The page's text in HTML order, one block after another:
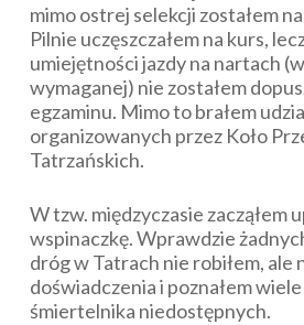
mimo ostrej selekcji zostałem
Pilnie uczęszczałem na kurs,
umiejętności jazdy na nartach
wymaganej) nie zostałem
egzaminu. Mimo to brałem
organizowanych przez Koło
Tatrzańskich.
W tzw. międzyczasie zacząłem
wspinaczkę. Wprawdzie
dróg w Tatrach nie robiłem, ale
doświadczenia i poznałem
śmiertelnika niedostępnych.